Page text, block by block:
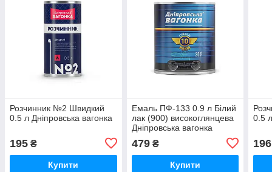
Розчинник №2 Швидкий
0.5 л Дніпровська вагонка
195 ₴
Купити
Емаль ПФ-133 0.9 л Білий
лак (900) високоглянцева
Дніпровська вагонка
479₴
Купити
0.5
196